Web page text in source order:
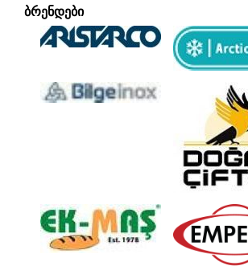
ᲑᲠᲔᲜᲓᲔᲑᲘ